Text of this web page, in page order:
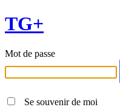
TG+
Mot de passe
Se souvenir de moi